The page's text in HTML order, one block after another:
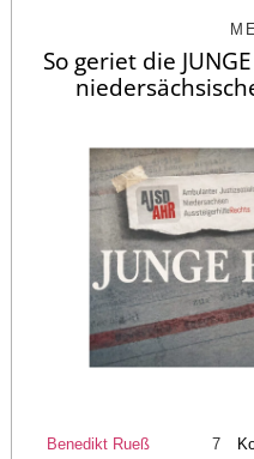
So geriet die
Benedikt Rueß 7